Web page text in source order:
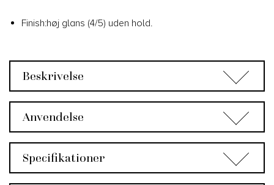
Finish:høj glans (4/5) uden hold.
Beskrivelse
Anvendelse
Specifikationer